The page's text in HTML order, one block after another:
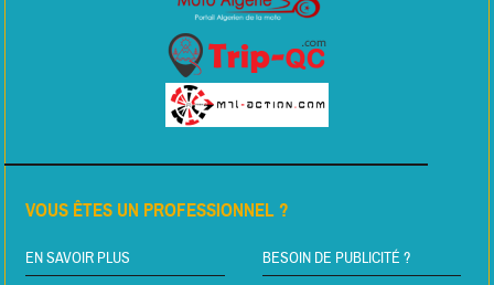
VOUS ÊTES UN PROFESSIONNEL ?
EN SAVOIR PLUS BESOIN DE PUBLICITÉ ?